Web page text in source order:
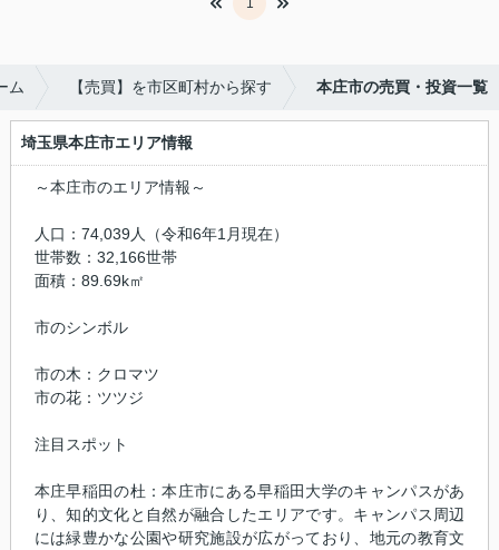
1
ム 【売買】を市区町村から探す 本庄市の売買・投資一覧
埼玉県本庄市エリア情報
～本庄市のエリア情報～
人口：74,039人（令和6年1月現在）
世帯数：32,166世帯
面積：89.69k㎡
市のシンボル
市の木：クロマツ
市の花：ツツジ
注目スポット
本庄早稲田の杜：本庄市にある早稲田大学のキャンパスがあ
り、知的文化と自然が融合したエリアです。キャンパス周辺
には緑豊かな公園や研究施設が広がっており、地元の教育文